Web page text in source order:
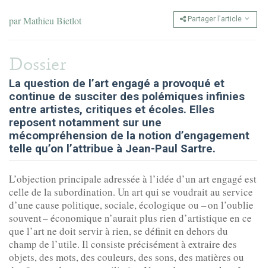
parMathieu Bietlot Partager l'article
Dossier
La question de l’art engagé a provoqué et
continue de susciter des polémiques infinies
entre artistes, critiques et écoles. Elles
reposent notamment sur une
mécompréhension de la notion d’engagement
telle qu’on l’attribue à Jean-Paul Sartre.
L’objection principale adressée à l’idée d’un art engagé est
celle de la subordination. Un art qui se voudrait au service
d’une cause politique, sociale, écologique ou – on l’oublie
souvent – économique n’aurait plus rien d’artistique en ce
que l’art ne doit servir à rien, se définit en dehors du
champ de l’utile. Il consiste précisément à extraire des
objets, des mots, des couleurs, des sons, des matières ou